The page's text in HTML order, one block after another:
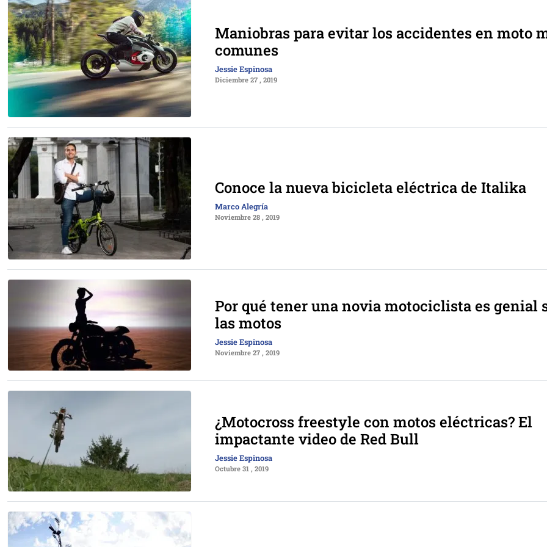
Maniobras para evitar los accidentes en moto
comunes
Jessie Espinosa
Diciembre 27 , 2019
Conoce la nueva bicicleta eléctrica de Italika
Marco Alegría
Noviembre 28 , 2019
Por qué tener una novia motociclista es genial
las motos
Jessie Espinosa
Noviembre 27 , 2019
¿Motocross freestyle con motos eléctricas? El
impactante video de Red Bull
Jessie Espinosa
Octubre 31 , 2019